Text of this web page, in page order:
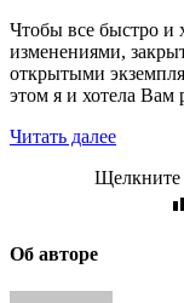
Чтобы все быстро и
изменениями,
открытыми
этом я и хотела Вам
Читать далее
Щелкните
Об авторе